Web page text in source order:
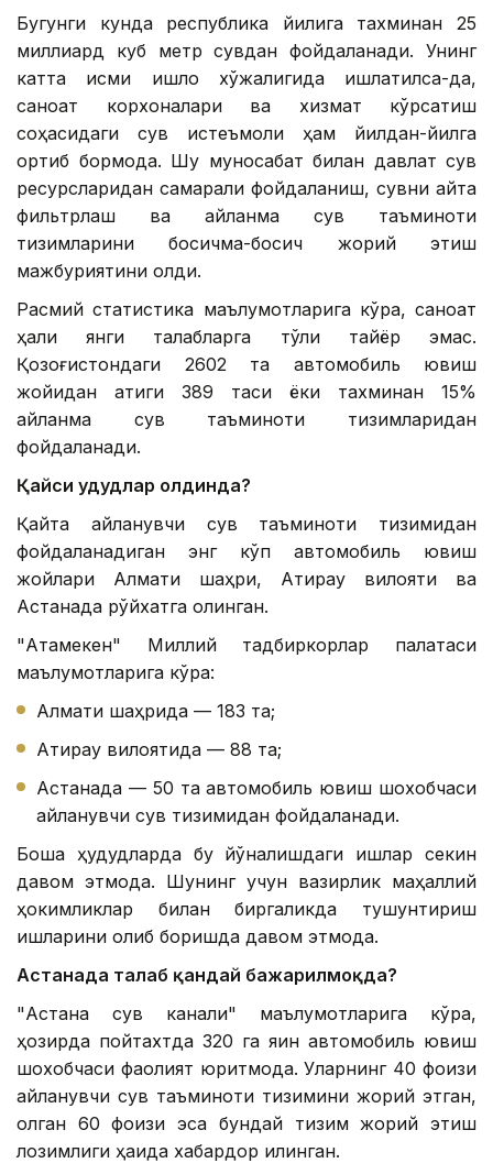
Бугунги кунда республика йилига тахминан 25
миллиард куб метр сувдан фойдаланади. Унинг
катта қисми қишлоқ хўжалигида ишлатилса-да,
саноат корхоналари ва хизмат кўрсатиш
соҳасидаги сув истеъмоли ҳам йилдан-йилга
ортиб бормоқда. Шу муносабат билан давлат сув
ресурсларидан самарали фойдаланиш, сувни қайта
фильтрлаш ва айланма сув таъминоти
тизимларини босқичма-босқич жорий этиш
мажбуриятини олди.
Расмий статистика маълумотларига кўра, саноат
ҳали янги талабларга тўлиқ тайёр эмас.
Қозоғистондаги 2602 та автомобиль ювиш
жойидан атиги 389 таси ёки тахминан 15%
айланма сув таъминоти тизимларидан
фойдаланади.
Қайси ҳудудлар олдинда?
Қайта айланувчи сув таъминоти тизимидан
фойдаланадиган энг кўп автомобиль ювиш
жойлари Алмати шаҳри, Атирау вилояти ва
Астанада рўйхатга олинган.
"Атамекен" Миллий тадбиркорлар палатаси
маълумотларига кўра:
Алмати шаҳрида — 183 та;
Атирау вилоятида — 88 та;
Астанада — 50 та автомобиль ювиш шохобчаси
айланувчи сув тизимидан фойдаланади.
Бошқа ҳудудларда бу йўналишдаги ишлар секин
давом этмоқда. Шунинг учун вазирлик маҳаллий
ҳокимликлар билан биргаликда тушунтириш
ишларини олиб боришда давом этмоқда.
Астанада талаб қандай бажарилмоқда?
"Астана сув канали" маълумотларига кўра,
ҳозирда пойтахтда 320 га яқин автомобиль ювиш
шохобчаси фаолият юритмоқда. Уларнинг 40 фоизи
айланувчи сув таъминоти тизимини жорий этган,
қолган 60 фоизи эса бундай тизим жорий этиш
лозимлиги ҳақида хабардор қилинган.